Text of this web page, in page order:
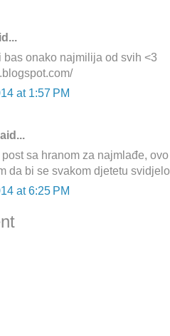
bas onako najmilija od svih <3
at 1:57 PM
sa hranom za najmlađe,
da bi se svakom djetetu
at 6:25 PM